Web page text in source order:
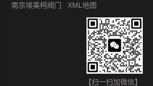
南京埃美柯阀门 XML地图
【扫一扫加微信】